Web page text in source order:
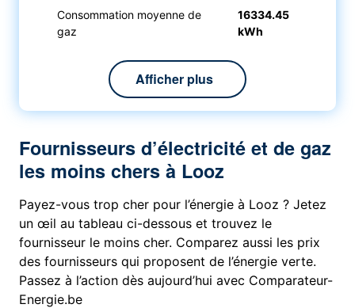
Consommation moyenne de
gaz
16334.45
kWh
Afficher plus
Fournisseurs d’électricité et de gaz
les moins chers à Looz
Payez-vous trop cher pour l’énergie à Looz ? Jetez
un œil au tableau ci-dessous et trouvez le
fournisseur le moins cher. Comparez aussi les prix
des fournisseurs qui proposent de l’énergie verte.
Passez à l’action dès aujourd’hui avec Comparateur-
Energie.be